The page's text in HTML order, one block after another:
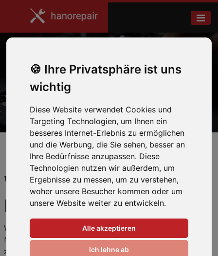
Ihre Privatsphäre ist uns
wichtig
Diese Website verwendet Cookies und
Targeting Technologien, um Ihnen ein
besseres Internet-Erlebnis zu ermöglichen
und die Werbung, die Sie sehen, besser an
Ihre Bedürfnisse anzupassen. Diese
Technologien nutzen wir außerdem, um
Ergebnisse zu messen, um zu verstehen,
woher unsere Besucher kommen oder um
unsere Website weiter zu entwickeln.
Alle akzeptieren
Ich lehne ab
Nintendo
WIR REPARIEREN IHRE
NINTENDO
Wir reparieren alle gängigen Nintendo Modelle. Wählen Sie Ihr
Modell aus, um mehr über die möglichen Reparaturen und Preise
zu erfahren.